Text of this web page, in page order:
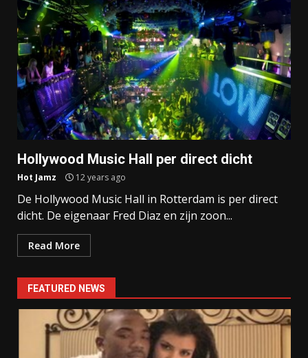
Hollywood Music Hall per direct dicht
Hot Jamz 12 years ago
De Hollywood Music Hall in Rotterdam is per direct
dicht. De eigenaar Fred Diaz en zijn zoon...
Read More
FEATURED NEWS